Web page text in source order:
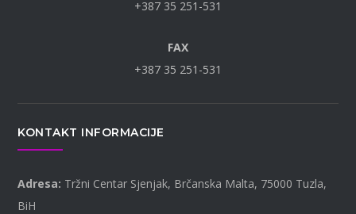
+387 35 251-531
FAX
+387 35 251-531
KONTAKT INFORMACIJE
Adresa: Tržni Centar Sjenjak, Brčanska Malta, 75000 Tuzla,
BiH